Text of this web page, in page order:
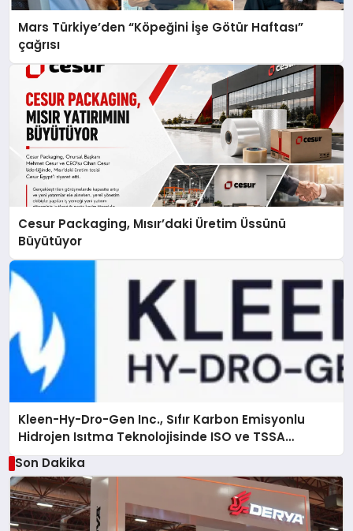
Mars Türkiye’den “Köpeğini İşe Götür Haftası”
çağrısı
Cesur Packaging, Mısır’daki Üretim Üssünü
Büyütüyor
Kleen-Hy-Dro-Gen Inc., Sıfır Karbon Emisyonlu
Hidrojen Isıtma Teknolojisinde ISO ve TSSA
Düzenleyici Onaylarını Aldı
Son Dakika